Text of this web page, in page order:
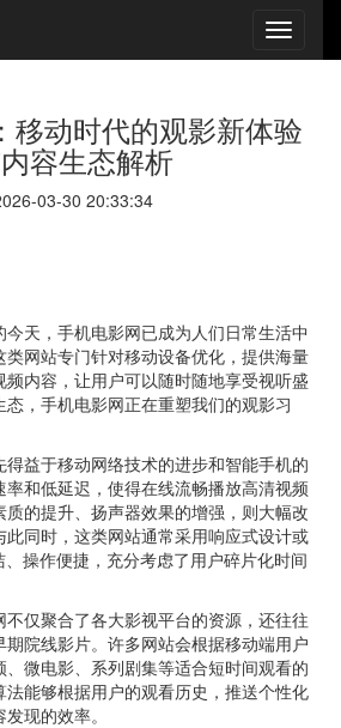
移动时代的观影新体验
容生态解析
03-30 20:33:34
天，手机电影网已成为人们日常生活中
网站专门针对移动设备优化，提供海量
内容，让用户可以随时随地享受视听盛
，手机电影网正在重塑我们的观影习
益于移动网络技术的进步和智能手机的
和低延迟，使得在线流畅播放高清视频
的提升、扬声器效果的增强，则大幅改
同时，这类网站通常采用响应式设计或
操作便捷，充分考虑了用户碎片化时间
仅聚合了各大影视平台的资源，还往往
院线影片。许多网站会根据移动端用户
微电影、系列剧集等适合短时间观看的
能够根据用户的观看历史，推送个性化
现的效率。